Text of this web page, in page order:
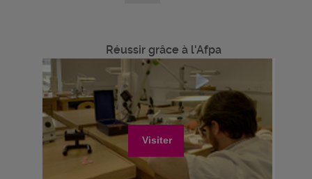
Réussir grâce à l'Afpa
Visiter